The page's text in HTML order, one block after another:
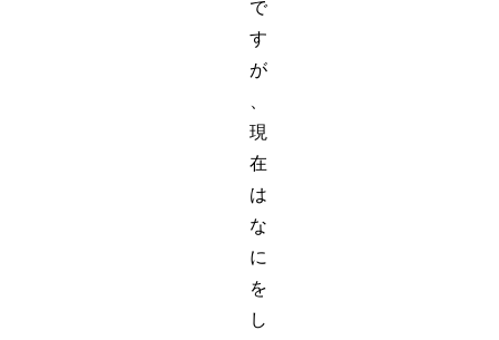
で
す
が
現
在
は
な
に
を
し